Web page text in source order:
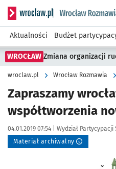
Serwis informacyjny
Aktualności Budżet
WROCŁAW Zmiana organizacji
wroclaw.pl Wrocław Rozmawia
Zapraszamy
współtworzenia
Data publikacji:
04.01.2019 07:54 | Autor:
Wydział Partycypacji
Materiał archiwalny